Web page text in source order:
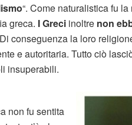
“. Come naturalistica fu
greca. I Greci inoltre non
conseguenza la loro
e autoritaria. Tutto ciò
insuperabili.
non fu sentita